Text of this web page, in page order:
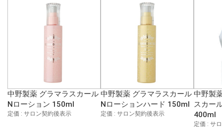
中野製薬 グラマラスカール
Nローション 150ml
定価 : サロン契約後表示
中野製薬 グラマラスカール
Nローションハード 150ml
定価 : サロン契約後表示
中野製
スカー
400ml
定価 : サ